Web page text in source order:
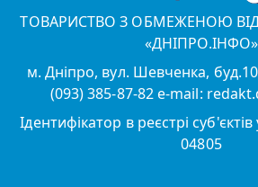
ТОВАРИСТВО З ОБМЕЖЕНОЮ
«ДНІПРО.ІНФО»
м. Дніпро, вул. Шевченка,
(093) 385-87-82 e-mail:
Ідентифікатор в реєстрі
04805